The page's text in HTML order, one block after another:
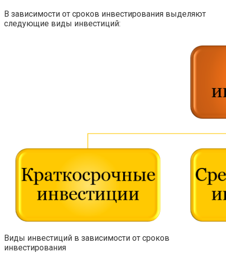
В зависимости от сроков инвестирования выделяют
следующие виды инвестиций:
Виды инвестиций в зависимости от сроков
инвестирования